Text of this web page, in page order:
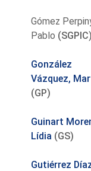
Gómez
Pablo (SGPIC)
González
Vázquez,
(GP)
Guinart
Lídia (GS)
Gutiérrez